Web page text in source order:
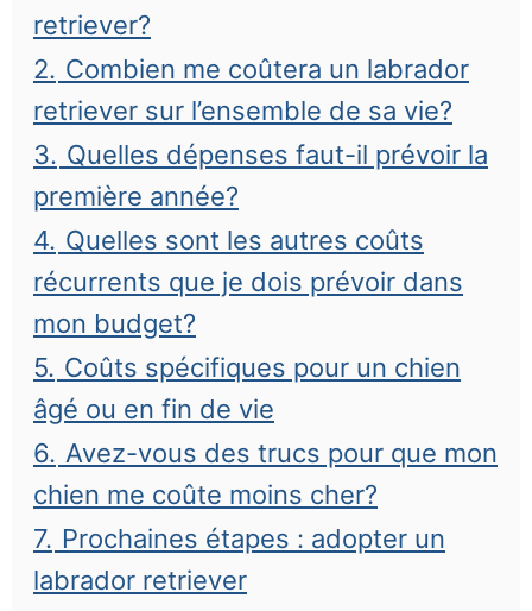
retriever?
2. Combien me coûtera un labrador
retriever sur l’ensemble de sa vie?
3. Quelles dépenses faut-il prévoir la
première année?
4. Quelles sont les autres coûts
récurrents que je dois prévoir dans
mon budget?
5. Coûts spécifiques pour un chien
âgé ou en fin de vie
6. Avez-vous des trucs pour que mon
chien me coûte moins cher?
7. Prochaines étapes : adopter un
labrador retriever